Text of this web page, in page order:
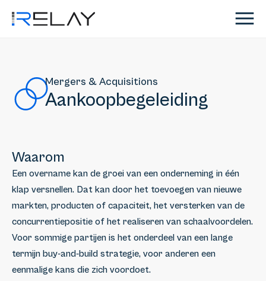
Mergers & Acquisitions
Aankoopbegeleiding
Waarom
Een overname kan de groei van een onderneming in één
klap versnellen. Dat kan door het toevoegen van nieuwe
markten, producten of capaciteit, het versterken van de
concurrentiepositie of het realiseren van schaalvoordelen.
Voor sommige partijen is het onderdeel van een lange
termijn buy-and-build strategie, voor anderen een
eenmalige kans die zich voordoet.